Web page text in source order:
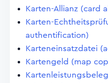
Karten-Allianz (card
Karten-
authentification)
Karteneinsatzdatei
Kartengeld (map